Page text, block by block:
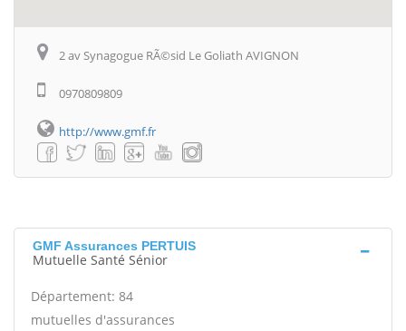
2 av Synagogue RÃ©sid Le Goliath AVIGNON
0970809809
http://www.gmf.fr
GMF Assurances PERTUIS
Mutuelle Santé Sénior
Département: 84
mutuelles d'assurances